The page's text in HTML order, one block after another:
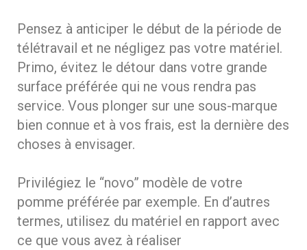
Pensez à anticiper le début de la période de
télétravail et ne négligez pas votre matériel.
Primo, évitez le détour dans votre grande
surface préférée qui ne vous rendra pas
service. Vous plonger sur une sous-marque
bien connue et à vos frais, est la dernière des
choses à envisager.
Privilégiez le “novo” modèle de votre
pomme préférée par exemple. En d’autres
termes, utilisez du matériel en rapport avec
ce que vous avez à réaliser